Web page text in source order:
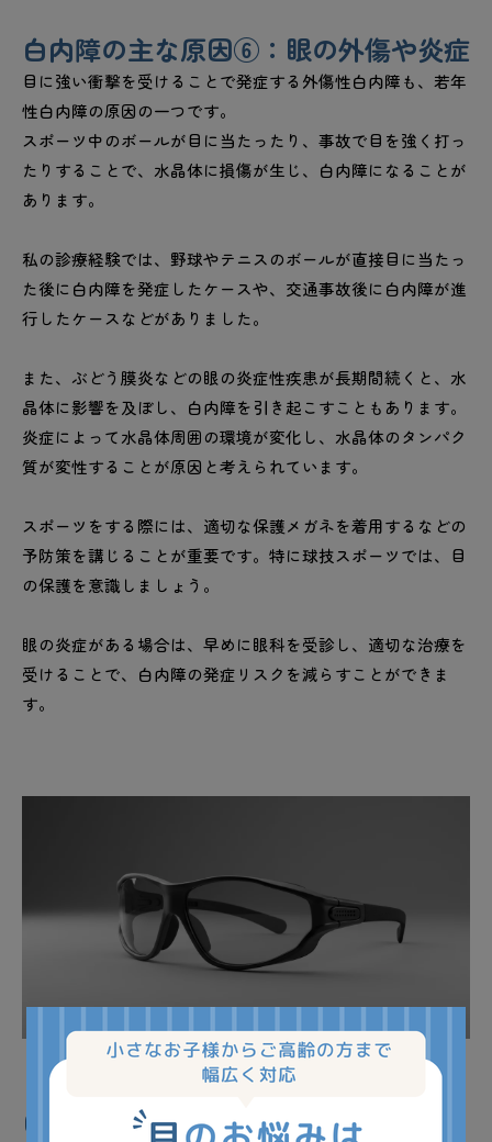
白内障の主な原因⑥：眼の外傷や炎症
目に強い衝撃を受けることで発症する外傷性白内障も、若年
性白内障の原因の一つです。
スポーツ中のボールが目に当たったり、事故で目を強く打っ
たりすることで、水晶体に損傷が生じ、白内障になることが
あります。
私の診療経験では、野球やテニスのボールが直接目に当たっ
た後に白内障を発症したケースや、交通事故後に白内障が進
行したケースなどがありました。
また、ぶどう膜炎などの眼の炎症性疾患が長期間続くと、水
晶体に影響を及ぼし、白内障を引き起こすこともあります。
炎症によって水晶体周囲の環境が変化し、水晶体のタンパク
質が変性することが原因と考えられています。
スポーツをする際には、適切な保護メガネを着用するなどの
予防策を講じることが重要です。特に球技スポーツでは、目
の保護を意識しましょう。
眼の炎症がある場合は、早めに眼科を受診し、適切な治療を
受けることで、白内障の発症リスクを減らすことができま
す。
白内障の主な原因⑦：先天的要因